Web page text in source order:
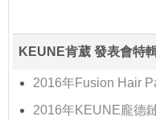
KEUNE肯葳 發表會特
2016年Fusion Hair
2016年KEUNE龐德